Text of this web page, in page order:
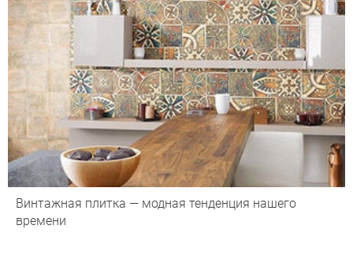
Винтажная плитка — модная тенденция нашего
времени